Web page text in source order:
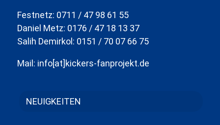
Festnetz: 0711 / 47 98 61 55
Daniel Metz: 0176 / 47 18 13 37
Salih Demirkol: 0151 / 70 07 66 75
Mail: info[at]kickers-fanprojekt.de
NEUIGKEITEN